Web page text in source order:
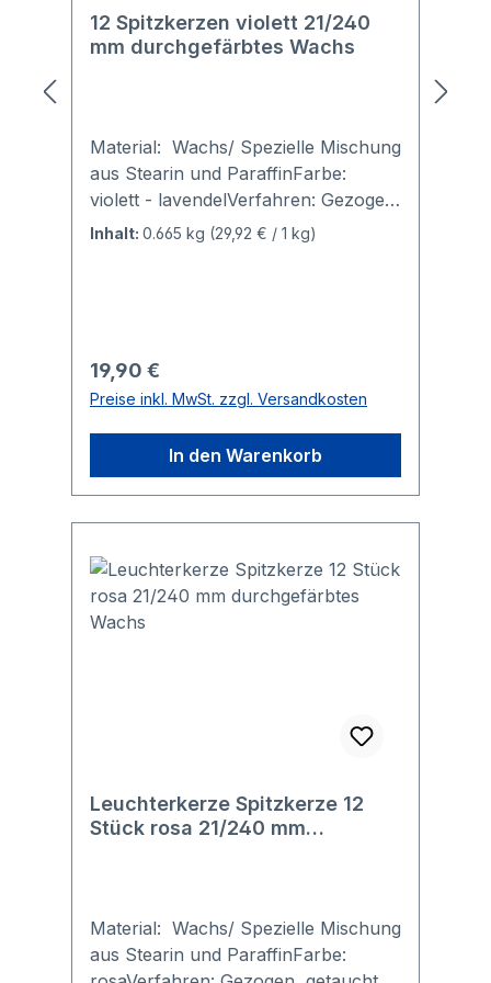
12 Spitzkerzen violett 21/240
mm durchgefärbtes Wachs
Material: Wachs/ Spezielle Mischung
aus Stearin und ParaffinFarbe:
violett - lavendelVerfahren: Gezogen,
getaucht, durchgefärbtGröße:
Dieses Verfahren gibt den Kerzen
mehr Leuchtkraft, da die Flamme
auch durch das Wachs hindurch die
Farbe des Wachses ausstrahlt.
Durchgefärbte Kerzen strahlen ihre
Farbe viel intensiver aus als Kerzen,
Inhalt: 0.665 kg (29,92 € / 1 kg)
Regulärer Preis:
19,90 €
Preise inkl. MwSt. zzgl. Versandkosten
In den Warenkorb
Leuchterkerze Spitzkerze 12
Stück rosa 21/240 mm
Material: Wachs/ Spezielle Mischung
aus Stearin und ParaffinFarbe: